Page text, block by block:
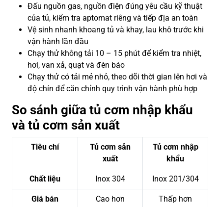
Đấu nguồn gas, nguồn điện đúng yêu cầu kỹ thuật
của tủ, kiểm tra aptomat riêng và tiếp địa an toàn
Vệ sinh nhanh khoang tủ và khay, lau khô trước khi
vận hành lần đầu
Chạy thử không tải 10 – 15 phút để kiểm tra nhiệt,
hơi, van xả, quạt và đèn báo
Chạy thử có tải mẻ nhỏ, theo dõi thời gian lên hơi và
độ chín để căn chỉnh quy trình vận hành phù hợp
So sánh giữa tủ cơm nhập khẩu
và tủ cơm sản xuất
Tiêu chí
Tủ cơm sản
xuất
Tủ cơm nhập
khẩu
Chất liệu Inox 304 Inox 201/304
Giá bán Cao hơn Thấp hơn